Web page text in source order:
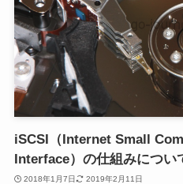
iSCSI（Internet Small
Interface）の仕組みについ
2018年1月7日 2019年2月11日